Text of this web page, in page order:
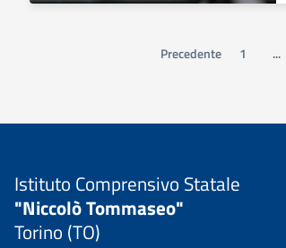
Precedente 1 ...
Istituto Comprensivo Statale
"Niccolò Tommaseo"
Torino (TO)